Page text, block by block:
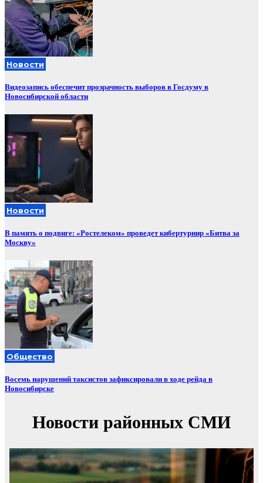
Новости
Видеозапись обеспечит прозрачность выборов в Госдуму в
Новосибирской области
Новости
В память о подвиге: «Ростелеком» проведет кибертурнир «Битва за
Москву»
Общество
Восемь нарушений таксистов зафиксировали в ходе рейда в
Новосибирске